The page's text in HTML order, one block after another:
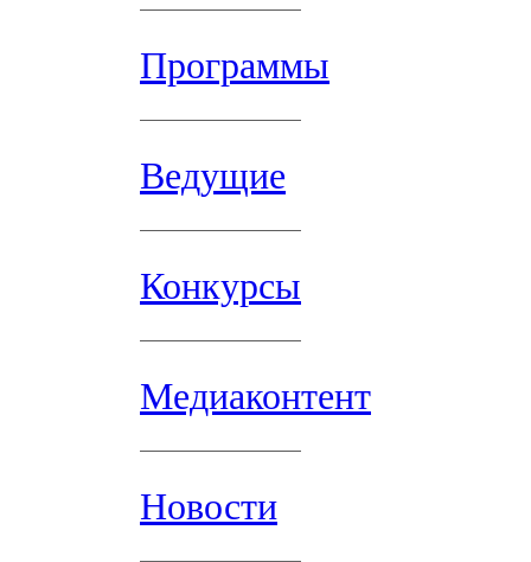
Программы
Ведущие
Конкурсы
Медиаконтент
Новости